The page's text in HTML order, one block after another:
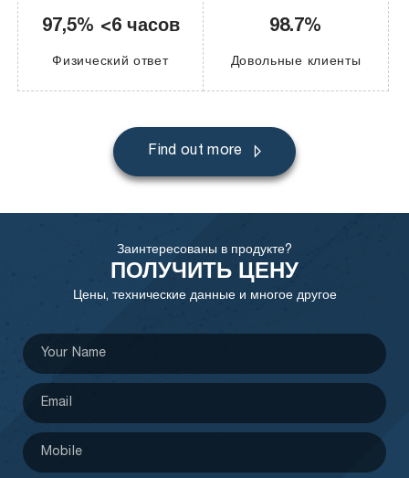
97,5% <6 часов
Физический ответ
98.7%
Довольные клиенты
Find out more
Заинтересованы в продукте?
ПОЛУЧИТЬ ЦЕНУ
Цены, технические данные и многое другое